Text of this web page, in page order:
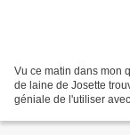
Vu ce matin dans mon
de laine de Josette
géniale de l'utiliser